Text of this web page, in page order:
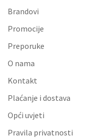
Brandovi
Promocije
Preporuke
O nama
Kontakt
Plaćanje i dostava
Opći uvjeti
Pravila privatnosti